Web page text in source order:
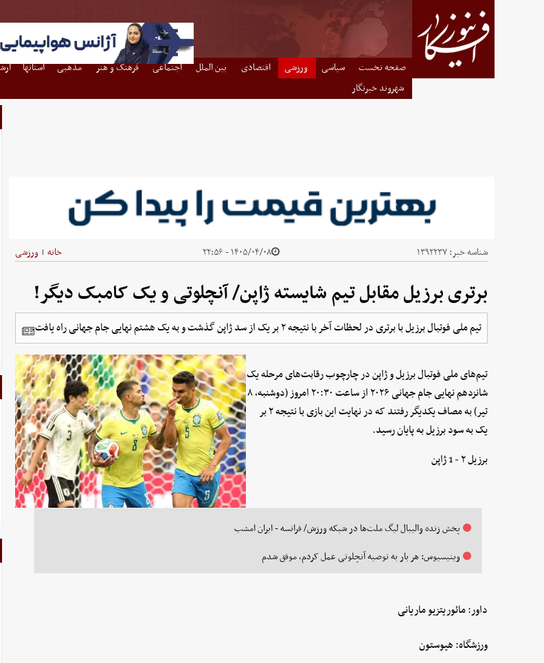
صفحه نخست سیاسی ورزشی اقتصادی بین الملل اجتماعی فرهنگ و هنر مذهبی استانها
شهروند خبرنگار
شناسه خبر:۱۳۹۲۲۳۷ ۱۴۰۵/۰۴/۰۸ - ۲۲:۵۶ خانه | ورزشی
برتری برزیل مقابل تیم شایسته ژاپن/ آنچلوتی و یک کامبک دیگر!
تیم ملی فوتبال برزیل با برتری در لحظات آخر با نتیجه ۲ بر یک از سد ژاپن گذشت و به یک هشتم نهایی جام جهانی راه یافت.
تیم‌های ملی فوتبال برزیل و ژاپن در چارچوب رقابت‌های مرحله یک
شانزدهم نهایی جام جهانی ۲۰۲۶ از ساعت ۲۰:۳۰ امروز (دوشنبه، ۸
تیر) به مصاف یکدیگر رفتند که در نهایت این بازی با نتیجه ۲ بر
یک به سود برزیل به پایان رسید.
برزیل ۲ - 1 ژاپن
پخش زنده والیبال لیگ ملت‌ها در شبکه ورزش/ فرانسه - ایران امشب
وینیسیوس: هر بار به توصیه آنچلوتی عمل کردم، موفق شدم
داور: مائوریتزیو ماریانی
ورزشگاه: هیوستون